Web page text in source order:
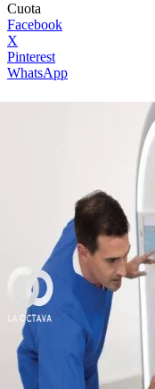
Cuota
Facebook
X
Pinterest
WhatsApp